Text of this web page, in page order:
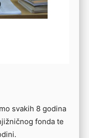
svakih 8 godina
fonda te